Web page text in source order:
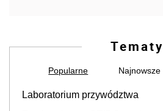
Tematy
Popularne Najnowsze
Laboratorium przywództwa